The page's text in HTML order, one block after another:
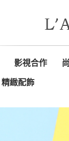
影視合作
精緻配飾